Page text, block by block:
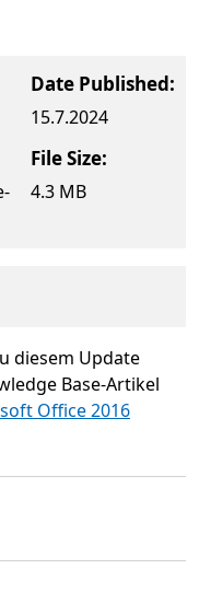
Date Published:
15.7.2024
File Size:
4.3 MB
diesem Update
Base-Artikel
Office 2016